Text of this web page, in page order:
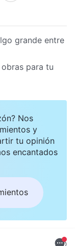
grande entre
para tu
Nos
y
tu opinión
encantados